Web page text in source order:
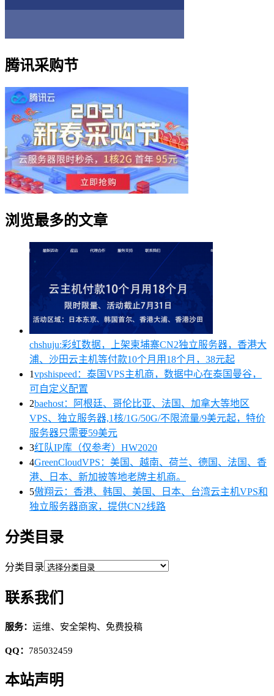
腾讯采购节
浏览最多的文章
chshuju:彩虹数据，上架柬埔寨CN2独立服务器，香港大
浦、沙田云主机等付款10个月用18个月，38元起
1vpshispeed：泰国VPS主机商，数据中心在泰国曼谷，
可自定义配置
2baehost：阿根廷、哥伦比亚、法国、加拿大等地区
VPS、独立服务器,1核/1G/50G/不限流量/9美元起，特价
服务器只需要59美元
3红队IP库（仅参考）HW2020
4GreenCloudVPS：美国、越南、荷兰、德国、法国、香
港、日本、新加披等地老牌主机商。
5傲翔云：香港、韩国、美国、日本、台湾云主机VPS和
独立服务器商家，提供CN2线路
分类目录
分类目录
联系我们
服务： 运维、安全架构、免费投稿
QQ： 785032459
本站声明